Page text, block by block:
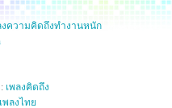
งความคิดถึงทำงานหนัก
เพลงคิดถึง
เพลงไทย